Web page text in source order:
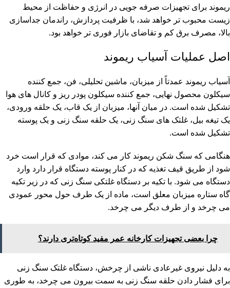
ریموند برای تجهیزات صرفه جویی در انرژی و حفاظت از محیط
زیست محبوب تر خواهد شد، با ظرفیت پردازش، راندمان جداسازی
بالا، مصرف برق کم و تقاضای بازار فوری تر خواهد بود.
اصل عملیات آسیاب ریموند
آسیاب ریموند عمدتاً از میزبان، ماشین تحلیلی، فن، جمع کننده
سیکلون محصول نهایی، جمع کننده سیکلون پودر ریز و کانال های هوا
تشکیل شده است. در میان آنها، میزبان از یک قاب، یک حلقه ورودی،
یک تیغه بیل، غلتک های سنگ زنی، یک حلقه سنگ زنی و یک پوسته
تشکیل شده است.
هنگامی که سنگ شکن ریموند کار می کند، موادی که قرار است خرد
شود از طریق قیف تغذیه که در کنار پوسته دستگاه قرار دارد وارد
دستگاه می شود. با تکیه بر دستگاه غلتکی سنگ زنی که در زیر تکیه
گاه ستاره میزبان معلق است، ماده از یک طرف حول محور عمودی
می چرخد ​​و از طرف دیگر می چرخد.
چرا بعضی تجهیزات کارخانه عمر مفید کوتاه‌تری دارند؟
به دلیل نیروی غیرعادی ناشی از چرخش، دستگاه غلتک سنگ زنی
برای فشار دادن حلقه سنگ زنی به سمت بیرون می چرخد، به طوری